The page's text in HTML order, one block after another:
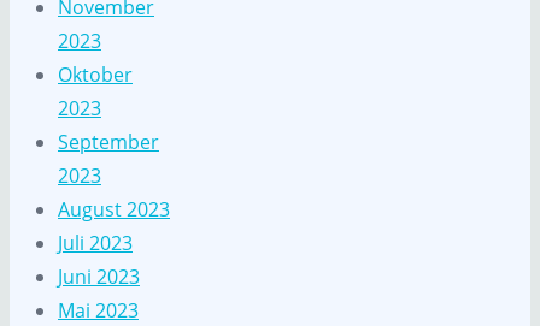
November
2023
Oktober
2023
September
2023
August 2023
Juli 2023
Juni 2023
Mai 2023